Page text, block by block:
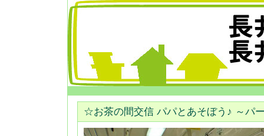
☆お茶の間交信 パパとあそぼう♪ ～パ